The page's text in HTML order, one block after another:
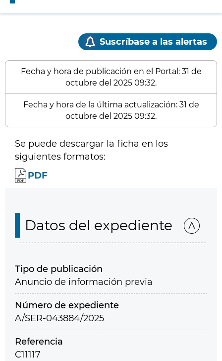
Suscríbase a las alertas
Fecha y hora de publicación en el Portal: 31 de
octubre del 2025 09:32.
Fecha y hora de la última actualización: 31 de
octubre del 2025 09:32.
Se puede descargar la ficha en los
siguientes formatos:
PDF
Datos del expediente
Tipo de publicación
Anuncio de información previa
Número de expediente
A/SER-043884/2025
Referencia
C11117